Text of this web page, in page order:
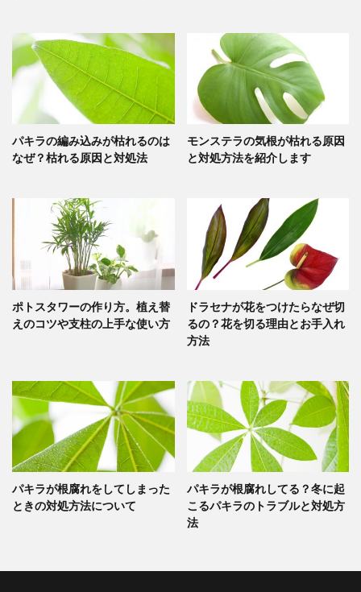
パキラの編み込みが枯れるのは
なぜ？枯れる原因と対処法
モンステラの気根が枯れる原因
と対処方法を紹介します
ポトスタワーの作り方。植え替
えのコツや支柱の上手な使い方
ドラセナが花をつけたらなぜ切
るの？花を切る理由とお手入れ
方法
パキラが根腐れをしてしまった
ときの対処方法について
パキラが根腐れしてる？冬に起
こるパキラのトラブルと対処方
法